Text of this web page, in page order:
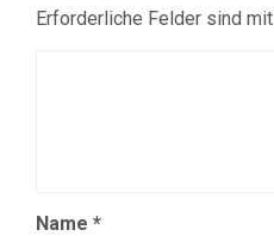
Erforderliche Felder sind mit
Name *